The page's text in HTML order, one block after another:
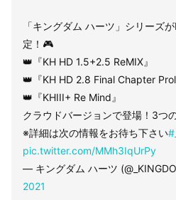
「キングダム ハーツ」シリーズ
定！🎮
👑『KH HD 1.5+2.5 ReMIX』
👑『KH HD 2.8 Final Chapter
👑『KHIII+ Re Mind』
クラウドバージョンで登場！3つ
※詳細は次の情報をお待ち下さい
pic.twitter.com/MMh3IqUrPy
— キングダム ハーツ
2021